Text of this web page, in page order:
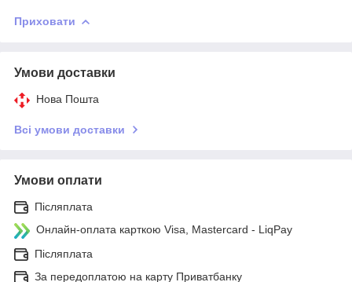
Приховати
Умови доставки
Нова Пошта
Всі умови доставки
Умови оплати
Післяплата
Онлайн-оплата карткою Visa, Mastercard - LiqPay
Післяплата
За передоплатою на карту Приватбанку